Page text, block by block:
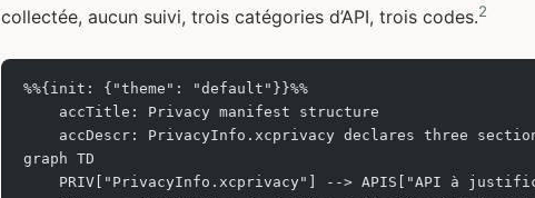
collectée, aucun suivi, trois catégories d’API, trois codes.2
%%{init: {"theme": "default"}}%%
    accTitle: Privacy manifest structure
accDescr: PrivacyInfo.xcprivacy declares three
graph TD
PRIV["PrivacyInfo.xcprivacy"] --> APIS["API à